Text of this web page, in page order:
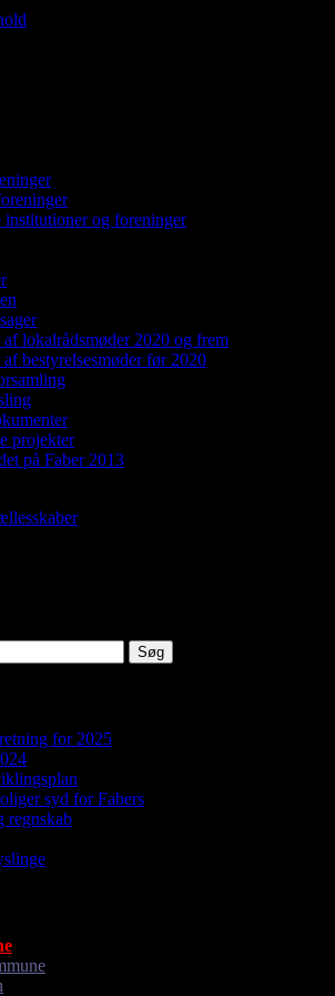
et liv i fællesskaber
og foreninger
af lokalrådsmøder 2020 og frem
af bestyrelsesmøder før 2020
projekter
på Faber 2013
for 2025
syd for Fabers
regnskab